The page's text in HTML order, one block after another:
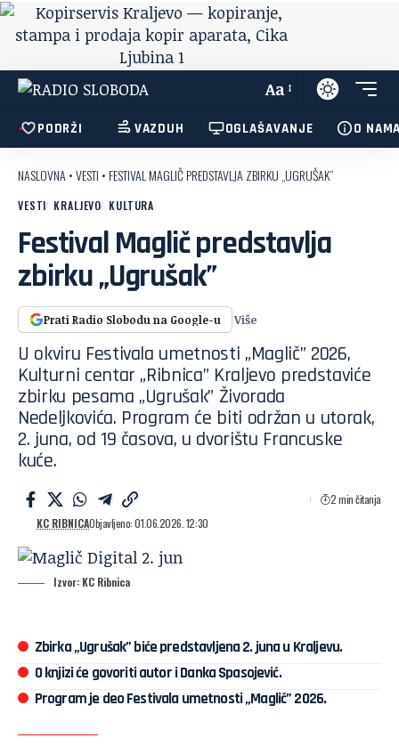
Aa
PODRŽI VAZDUH OGLAŠAVANJE O
NASLOVNA •VESTI •FESTIVAL MAGLIČ PREDSTAVLJA ZBIRKU „UGRUŠAK”
VESTI KRALJEVO KULTURA
Festival Maglič predstavlja
zbirku „Ugrušak”
Prati Radio Slobodu na Google-u Više
U okviru Festivala umetnosti „Maglič” 2026,
Kulturni centar „Ribnica” Kraljevo predstaviće
zbirku pesama „Ugrušak” Živorada
Nedeljkovića. Program će biti održan u utorak,
2. juna, od 19 časova, u dvorištu Francuske
kuće.
KC RIBNICAObjavljeno: 01.06.2026. 12:30
2 min čitanja
Izvor: KC Ribnica
Zbirka „Ugrušak” biće predstavljena 2. juna u Kraljevu.
O knjizi će govoriti autor i Danka Spasojević.
Program je deo Festivala umetnosti „Maglič” 2026.